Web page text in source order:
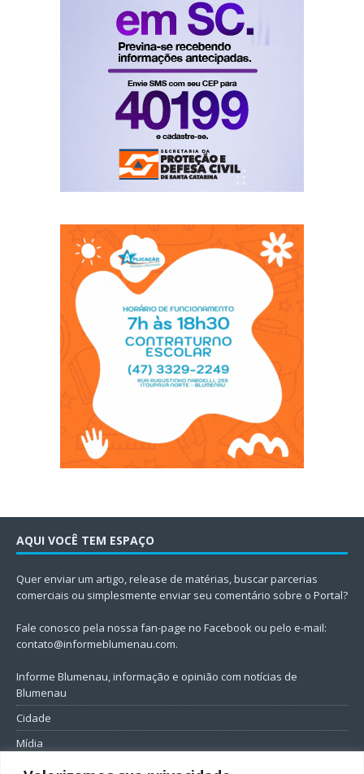
AQUI VOCÊ TEM ESPAÇO
Quer enviar um artigo, release de matérias, buscar parcerias
comerciais ou simplesmente enviar seu comentário sobre o Portal?
Fale conosco pela nossa fan-page no Facebook ou pelo e-mail:
contato@informeblumenau.com.
Informe Blumenau, informação e opinião com notícias de
Blumenau
Cidade
Mídia
Entretenimento